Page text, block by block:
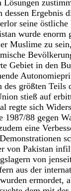
dessen Ergebnis
seine
wurde enorm
Muslime zu
Gebiet in den
des größten Teils
stieß auf
regte sich
1987/88 gegen
eine
von Pakistan
von
aus der
ermordet,